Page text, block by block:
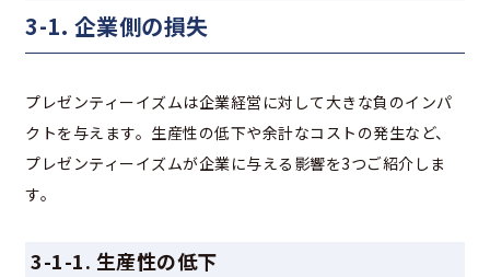
3-1. 企業側の損失
プレゼンティーイズムは企業経営に対して大きな負のインパ
クトを与えます。生産性の低下や余計なコストの発生など、
プレゼンティーイズムが企業に与える影響を3つご紹介しま
す。
3-1-1. 生産性の低下